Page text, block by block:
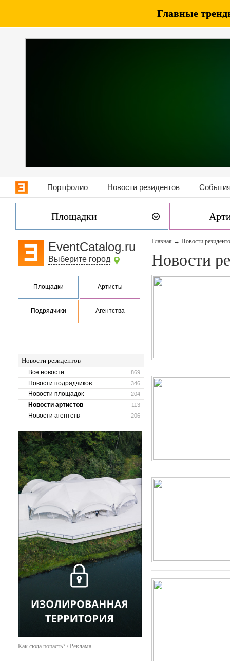
Главные
Портфолио Новости резидентов
Площадки
EventCatalog.ru
Выберите город
Площадки Артисты
Подрядчики Агентства
Новости резидентов
869
Все новости
346
Новости подрядчиков
204
Новости площадок
113
Новости артистов
206
Новости агентств
Как сюда попасть? / Реклама
Главная → Новости
Новости